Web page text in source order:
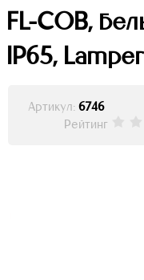
FL-COB,
IP65,
Артикул: 6746
Рейтинг